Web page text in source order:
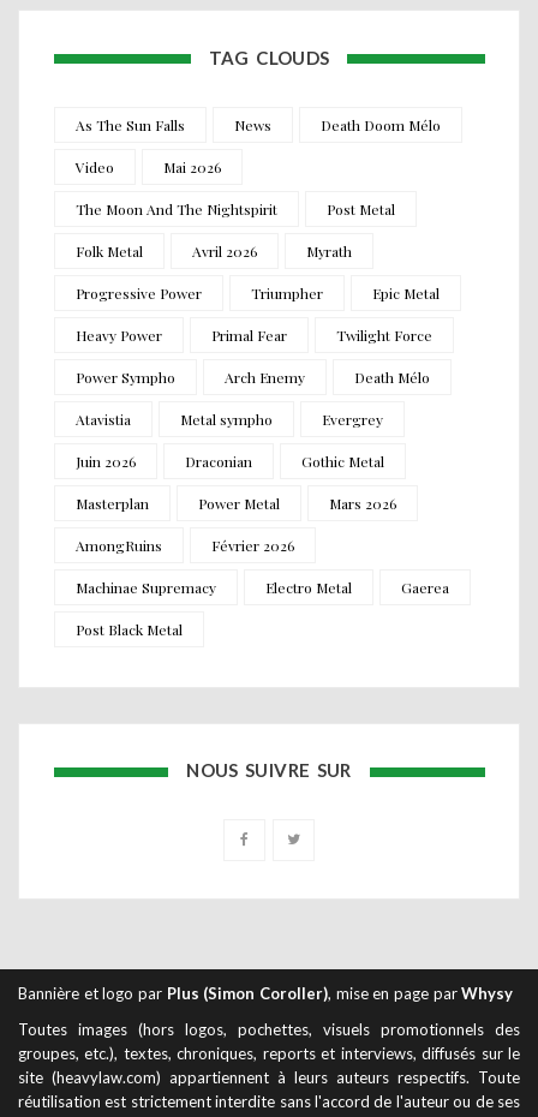
TAG CLOUDS
As The Sun Falls News Death Doom Mélo
Video Mai 2026
The Moon And The Nightspirit Post Metal
Folk Metal Avril 2026 Myrath
Progressive Power Triumpher Epic Metal
Heavy Power Primal Fear Twilight Force
Power Sympho Arch Enemy Death Mélo
Atavistia Metal sympho Evergrey
Juin 2026 Draconian Gothic Metal
Masterplan Power Metal Mars 2026
AmongRuins Février 2026
Machinae Supremacy Electro Metal Gaerea
Post Black Metal
NOUS SUIVRE SUR
Bannière et logo par Plus (Simon Coroller), mise en page parWhysy
Toutes images (hors logos, pochettes, visuels promotionnels des
groupes, etc.), textes, chroniques, reports et interviews, diffusés sur le
site (heavylaw.com) appartiennent à leurs auteurs respectifs. Toute
réutilisation est strictement interdite sans l'accord de l'auteur ou de ses